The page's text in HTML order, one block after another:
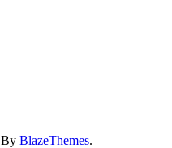
By BlazeThemes.